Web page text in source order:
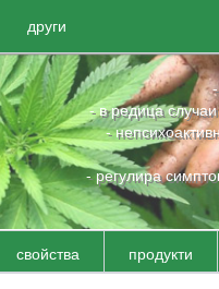
други
- в редица
-
- регулира
свойства продукти